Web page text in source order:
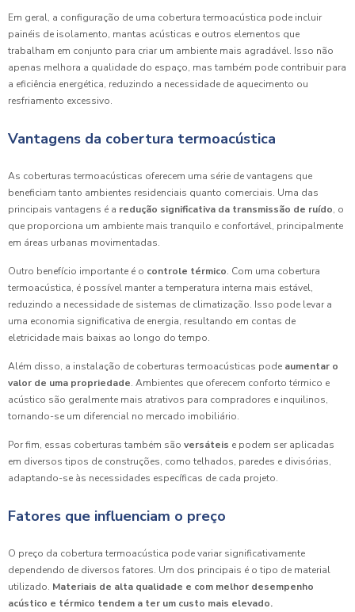
Em geral, a configuração de uma cobertura termoacústica pode incluir
painéis de isolamento, mantas acústicas e outros elementos que
trabalham em conjunto para criar um ambiente mais agradável. Isso não
apenas melhora a qualidade do espaço, mas também pode contribuir para
a eficiência energética, reduzindo a necessidade de aquecimento ou
resfriamento excessivo.
Vantagens da cobertura termoacústica
As coberturas termoacústicas oferecem uma série de vantagens que
beneficiam tanto ambientes residenciais quanto comerciais. Uma das
principais vantagens é a redução significativa da transmissão de ruído, o
que proporciona um ambiente mais tranquilo e confortável, principalmente
em áreas urbanas movimentadas.
Outro benefício importante é o controle térmico. Com uma cobertura
termoacústica, é possível manter a temperatura interna mais estável,
reduzindo a necessidade de sistemas de climatização. Isso pode levar a
uma economia significativa de energia, resultando em contas de
eletricidade mais baixas ao longo do tempo.
Além disso, a instalação de coberturas termoacústicas pode aumentar o
valor de uma propriedade. Ambientes que oferecem conforto térmico e
acústico são geralmente mais atrativos para compradores e inquilinos,
tornando-se um diferencial no mercado imobiliário.
Por fim, essas coberturas também são versáteis e podem ser aplicadas
em diversos tipos de construções, como telhados, paredes e divisórias,
adaptando-se às necessidades específicas de cada projeto.
Fatores que influenciam o preço
O preço da cobertura termoacústica pode variar significativamente
dependendo de diversos fatores. Um dos principais é o tipo de material
utilizado. Materiais de alta qualidade e com melhor desempenho
acústico e térmico tendem a ter um custo mais elevado.